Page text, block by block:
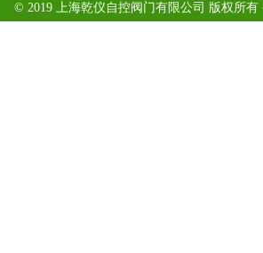
© 2019 上海乾仪自控阀门有限公司 版权所有